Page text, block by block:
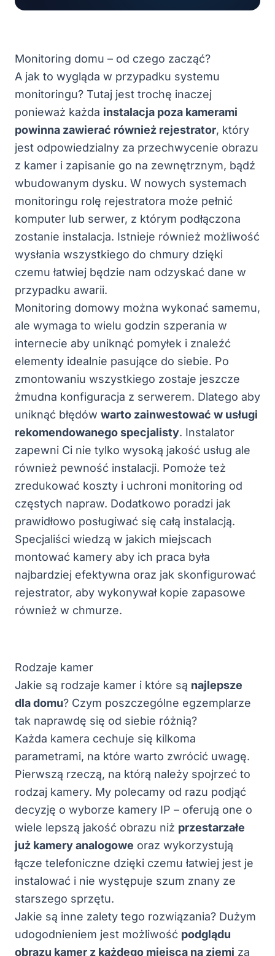
Monitoring domu – od czego zacząć?
A jak to wygląda w przypadku systemu
monitoringu? Tutaj jest trochę inaczej
ponieważ każda instalacja poza kamerami
powinna zawierać również rejestrator, który
jest odpowiedzialny za przechwycenie obrazu
z kamer i zapisanie go na zewnętrznym, bądź
wbudowanym dysku. W nowych systemach
monitoringu rolę rejestratora może pełnić
komputer lub serwer, z którym podłączona
zostanie instalacja. Istnieje również możliwość
wysłania wszystkiego do chmury dzięki
czemu łatwiej będzie nam odzyskać dane w
przypadku awarii.
Monitoring domowy można wykonać samemu,
ale wymaga to wielu godzin szperania w
internecie aby uniknąć pomyłek i znaleźć
elementy idealnie pasujące do siebie. Po
zmontowaniu wszystkiego zostaje jeszcze
żmudna konfiguracja z serwerem. Dlatego aby
uniknąć błędów warto zainwestować w usługi
rekomendowanego specjalisty. Instalator
zapewni Ci nie tylko wysoką jakość usług ale
również pewność instalacji. Pomoże też
zredukować koszty i uchroni monitoring od
częstych napraw. Dodatkowo poradzi jak
prawidłowo posługiwać się całą instalacją.
Specjaliści wiedzą w jakich miejscach
montować kamery aby ich praca była
najbardziej efektywna oraz jak skonfigurować
rejestrator, aby wykonywał kopie zapasowe
również w chmurze.
Rodzaje kamer
Jakie są rodzaje kamer i które są najlepsze
dla domu? Czym poszczególne egzemplarze
tak naprawdę się od siebie różnią?
Każda kamera cechuje się kilkoma
parametrami, na które warto zwrócić uwagę.
Pierwszą rzeczą, na którą należy spojrzeć to
rodzaj kamery. My polecamy od razu podjąć
decyzję o wyborze kamery IP – oferują one o
wiele lepszą jakość obrazu niż przestarzałe
już kamery analogowe oraz wykorzystują
łącze telefoniczne dzięki czemu łatwiej jest je
instalować i nie występuje szum znany ze
starszego sprzętu.
Jakie są inne zalety tego rozwiązania? Dużym
udogodnieniem jest możliwość podglądu
obrazu kamer z każdego miejsca na ziemi za